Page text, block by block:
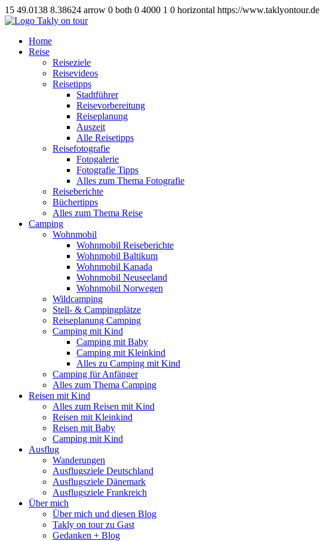
15 49.0138 8.38624 arrow 0 both 0 4000 1 0 horizontal https://www.taklyontour.de
Home
Reise
Reiseziele
Reisevideos
Reisetipps
Stadtführer
Reisevorbereitung
Reiseplanung
Auszeit
Alle Reisetipps
Reisefotografie
Fotogalerie
Fotografie Tipps
Alles zum Thema Fotografie
Reiseberichte
Büchertipps
Alles zum Thema Reise
Camping
Wohnmobil
Wohnmobil Reiseberichte
Wohnmobil Baltikum
Wohnmobil Kanada
Wohnmobil Neuseeland
Wohnmobil Norwegen
Wildcamping
Stell- & Campingplätze
Reiseplanung Camping
Camping mit Kind
Camping mit Baby
Camping mit Kleinkind
Alles zu Camping mit Kind
Camping für Anfänger
Alles zum Thema Camping
Reisen mit Kind
Alles zum Reisen mit Kind
Reisen mit Kleinkind
Reisen mit Baby
Camping mit Kind
Ausflug
Wanderungen
Ausflugsziele Deutschland
Ausflugsziele Dänemark
Ausflugsziele Frankreich
Über mich
Über mich und diesen Blog
Takly on tour zu Gast
Gedanken + Blog